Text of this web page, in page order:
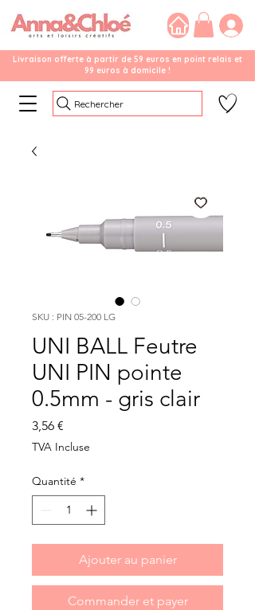
Livraison offerte à partir de 59 euros en point relais et
99 euros à domicile !
Rechercher
SKU : PIN 05-200 LG
UNI BALL Feutre
UNI PIN pointe
0.5mm - gris clair
3,56 €
TVA Incluse
Quantité *
Ajouter au panier
Commander et payer